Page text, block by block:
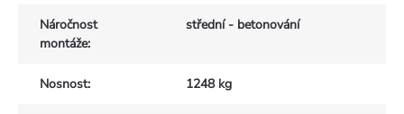
Náročnost
montáže:
střední - betonování
Nosnost: 1248 kg